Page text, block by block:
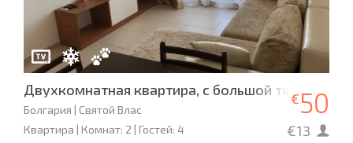
Двухкомнатная квартира, с большой террасой,
Болгария | Святой Влас
Квартира | Комнат: 2 | Гостей: 4
€50
€13